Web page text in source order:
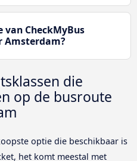
CheckMyBus
Amsterdam?
die
op de busroute
optie die beschikbaar is
het komt meestal met